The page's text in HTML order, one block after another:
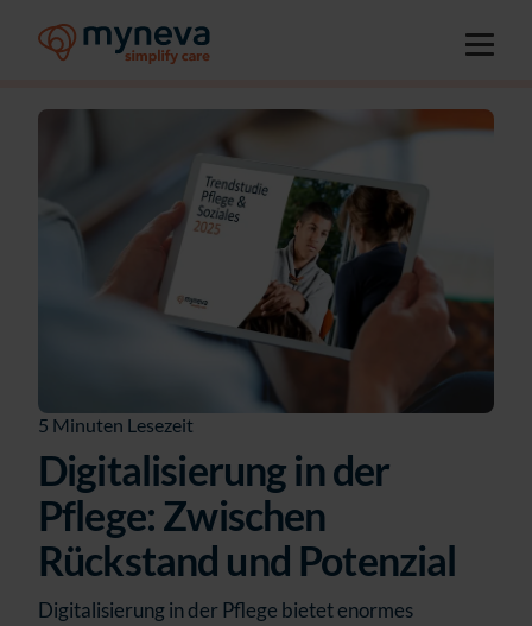
5 Minuten Lesezeit
Digitalisierung in der
Pflege: Zwischen
Rückstand und Potenzial
Digitalisierung in der Pflege bietet enormes